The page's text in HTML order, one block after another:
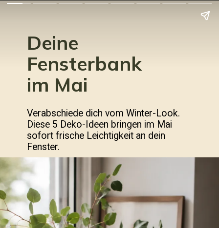
Deine
Fensterbank
im Mai
Verabschiede dich vom Winter-Look.
Diese 5 Deko-Ideen bringen im Mai
sofort frische Leichtigkeit an dein
Fenster.